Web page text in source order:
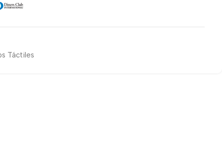
Táctiles